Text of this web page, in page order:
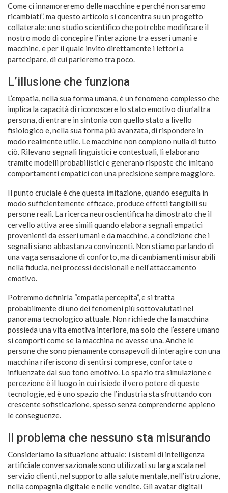
Come ci innamoreremo delle macchine e perché non saremo
ricambiati”, ma questo articolo si concentra su un progetto
collaterale: uno studio scientifico che potrebbe modificare il
nostro modo di concepire l’interazione tra esseri umani e
macchine, e per il quale invito direttamente i lettori a
partecipare, di cui parleremo tra poco.
L’illusione che funziona
L’empatia, nella sua forma umana, è un fenomeno complesso che
implica la capacità di riconoscere lo stato emotivo di un’altra
persona, di entrare in sintonia con quello stato a livello
fisiologico e, nella sua forma più avanzata, di rispondere in
modo realmente utile. Le macchine non compiono nulla di tutto
ciò. Rilevano segnali linguistici e contestuali, li elaborano
tramite modelli probabilistici e generano risposte che imitano
comportamenti empatici con una precisione sempre maggiore.
Il punto cruciale è che questa imitazione, quando eseguita in
modo sufficientemente efficace, produce effetti tangibili su
persone reali. La ricerca neuroscientifica ha dimostrato che il
cervello attiva aree simili quando elabora segnali empatici
provenienti da esseri umani e da macchine, a condizione che i
segnali siano abbastanza convincenti. Non stiamo parlando di
una vaga sensazione di conforto, ma di cambiamenti misurabili
nella fiducia, nei processi decisionali e nell’attaccamento
emotivo.
Potremmo definirla “empatia percepita”, e si tratta
probabilmente di uno dei fenomeni più sottovalutati nel
panorama tecnologico attuale. Non richiede che la macchina
possieda una vita emotiva interiore, ma solo che l’essere umano
si comporti come se la macchina ne avesse una. Anche le
persone che sono pienamente consapevoli di interagire con una
macchina riferiscono di sentirsi comprese, confortate o
influenzate dal suo tono emotivo. Lo spazio tra simulazione e
percezione è il luogo in cui risiede il vero potere di queste
tecnologie, ed è uno spazio che l’industria sta sfruttando con
crescente sofisticazione, spesso senza comprenderne appieno
le conseguenze.
Il problema che nessuno sta misurando
Consideriamo la situazione attuale: i sistemi di intelligenza
artificiale conversazionale sono utilizzati su larga scala nel
servizio clienti, nel supporto alla salute mentale, nell’istruzione,
nella compagnia digitale e nelle vendite. Gli avatar digitali